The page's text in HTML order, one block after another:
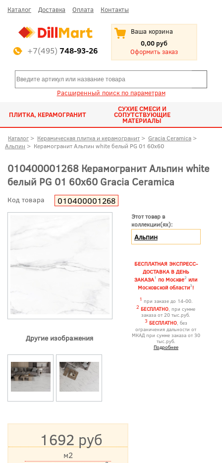
Каталог Доставка Оплата Контакты
+7(495) 748-93-26
Ваша корзина
0,00 руб
Оформить заказ
Расширенный поиск по параметрам
ПЛИТКА, КЕРАМОГРАНИТ
СУХИЕ СМЕСИ И
СОПУТСТВУЮЩИЕ
МАТЕРИАЛЫ
Каталог > Керамическая плитка и керамогранит > Gracia Ceramica >
Альпин > Керамогранит Альпин white белый PG 01 60x60
010400001268 Керамогранит Альпин white
белый PG 01 60x60 Gracia Ceramica
Код товара 010400001268
Другие изображения
Этот товар в
коллекции(ях):
Альпин
БЕСПЛАТНАЯ ЭКСПРЕСС-
ДОСТАВКА В ДЕНЬ
ЗАКАЗА1 по Москве2 или
Московской области3!
1 при заказе до 14-00.
2 БЕСПЛАТНО, при сумме
заказа от 20 тыс.руб.
3 БЕСПЛАТНО, без
ограничения дальности от
МКАД при сумме заказа от 30
тыс.руб.
Подробнее
1692 руб
м2